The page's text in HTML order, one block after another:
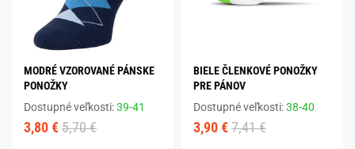
MODRÉ VZOROVANÉ PÁNSKE
PONOŽKY
Dostupné veľkosti:39-41
3,80 € 5,70 €
BIELE ČLENKOVÉ PONOŽKY
PRE PÁNOV
Dostupné veľkosti:38-40
3,90 € 7,41 €